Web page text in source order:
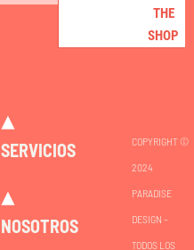
THE
SHOP
SERVICIOS
NOSOTROS
COPYRIGHT ©
2024
PARADISE
DESIGN –
TODOS LOS